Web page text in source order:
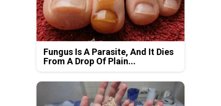
Fungus Is A Parasite, And It Dies
From A Drop Of Plain...